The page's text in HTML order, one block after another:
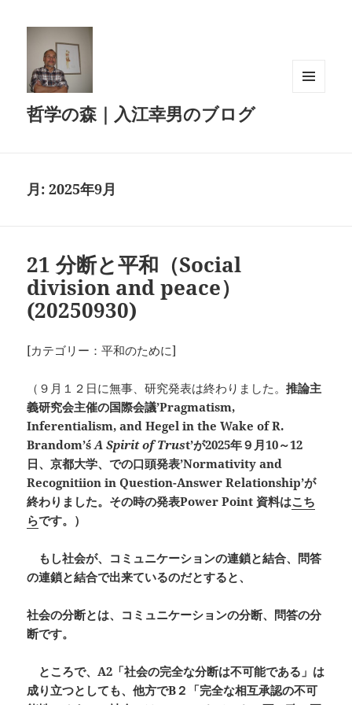
哲学の森｜入江幸男のブログ
月:2025年9月
21 分断と平和（Social
division and peace）
(20250930)
[カテゴリー：平和のために]
（９月１２日に無事、研究発表は終わりました。推論主
義研究会主催の国際会議’Pragmatism,
Inferentialism, and Hegel in the Wake of R.
Brandom’śA Spirit of Trust’が2025年９月10～12
日、京都大学、での口頭発表’Normativity and
Recognitiion in Question-Answer Relationship’が
終わりました。その時の発表Power Point 資料はこち
らです。）
もし社会が、コミュニケーションの連鎖と結合、問答
の連鎖と結合で出来ているのだとすると、
社会の分断とは、コミュニケーションの分断、問答の分
断です。
ところで、A2 「社会の完全な分断は不可能である」は
成り立つとしても、他方でB２「完全な相互承認の不可